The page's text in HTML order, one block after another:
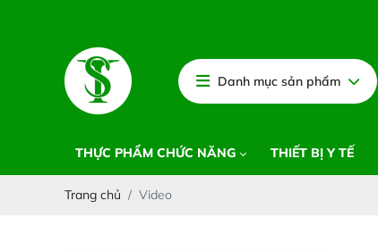
Danh mục sản phẩm
THỰC PHẨM CHỨC NĂNG
THIẾT BỊ Y TẾ
Trang chủ Video